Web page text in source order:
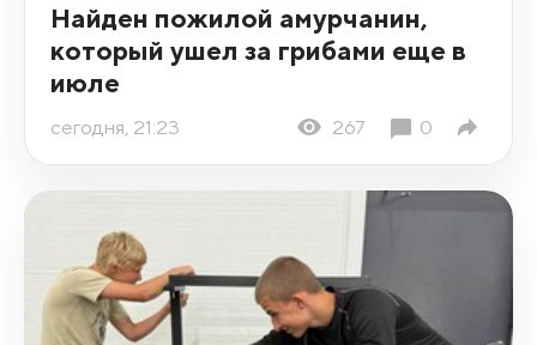
Найден пожилой амурчанин,
который ушел за грибами еще в
июле
сегодня, 21:23 267 0